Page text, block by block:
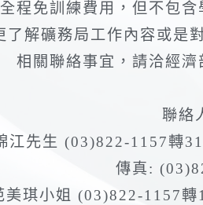
程免訓練費用，但不包
了解礦務局工作內容或是
相關聯絡事宜，請洽經濟
聯絡
江先生 (03)822-1157轉
傳真:
美琪小姐 (03)822-1157